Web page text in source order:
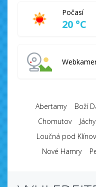
Počasí
20 °C
Abertamy Boží
Chomutov
Loučná pod
Nové Hamry